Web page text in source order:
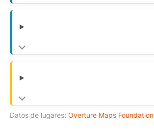
Datos de lugares: Overture Maps Foundation